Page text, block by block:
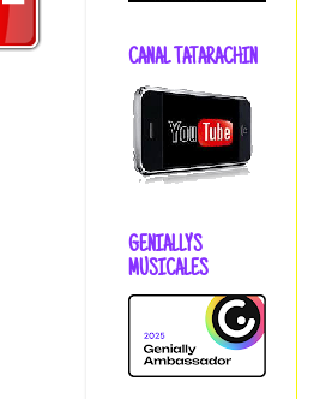
CANAL TATARACHIN
GENIALLYS
MUSICALES